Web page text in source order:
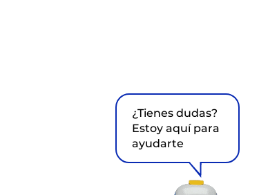
¿Tienes dudas?
Estoy aquí para
ayudarte